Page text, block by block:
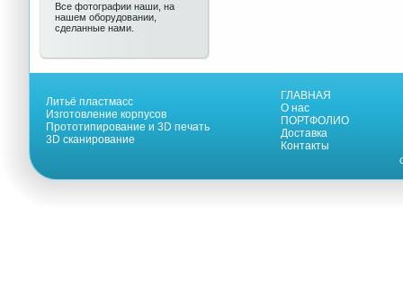
Все фотографии наши, на
нашем оборудовании,
сделанные нами.
Литьё пластмасс
Изготовление корпусов
Прототипирование и 3D печать
3D сканирование
ГЛАВНАЯ
О нас
ПОРТФОЛИО
Доставка
Контакты